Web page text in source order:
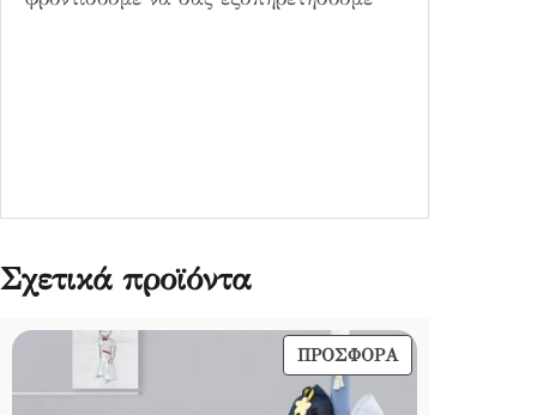
Σχετικά προϊόντα
ΠΡΟΣΦΟΡΆΠΡΟΪΌΝ
ΣΕ